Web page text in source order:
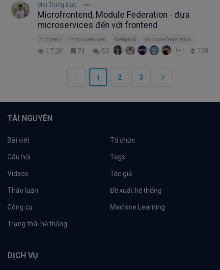
Mai Trung Đức
Microfrontend, Module Federation - đưa
microservices đến với frontend
frontend microservices Webpack module federation
17.2K 74 53 9+ 128
1 2 3
TÀI NGUYÊN
Bài viết Tổ chức
Câu hỏi Tags
Videos Tác giả
Thảo luận Đề xuất hệ thống
Công cụ Machine Learning
Trạng thái hệ thống
DỊCH VỤ